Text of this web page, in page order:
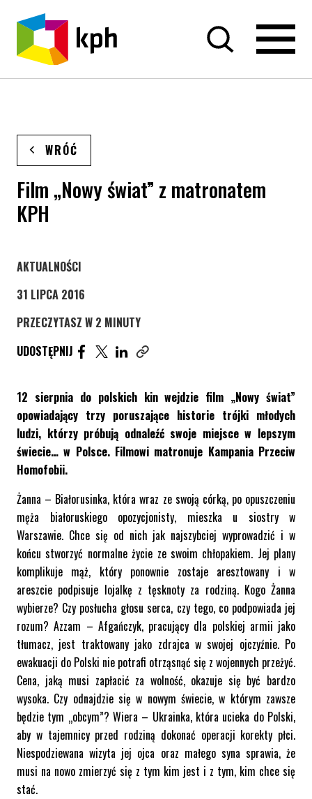
PRZEJDŹ DO TREŚCI
WRÓĆ
Film „Nowy świat” z matronatem
KPH
STRONA KATEGORII WPISÓW
AKTUALNOŚCI
31 LIPCA 2016
PRZECZYTASZ W 2 MINUTY
UDOSTĘPNIJ
UDOSTĘPNIJ ARTYKUŁ NA FACEBOOK. STRONA
UDOSTĘPNIJ ARTYKUŁ NA TWITTER.
UDOSTĘPNIJ ARTYKUŁ NA LINKEDIN.
12 sierpnia do polskich kin wejdzie film „Nowy świat”
opowiadający trzy poruszające historie trójki młodych
ludzi, którzy próbują odnaleźć swoje miejsce w lepszym
świecie… w Polsce. Filmowi matronuje Kampania Przeciw
Homofobii.
Żanna – Białorusinka, która wraz ze swoją córką, po opuszczeniu
męża białoruskiego opozycjonisty, mieszka u siostry w
Warszawie. Chce się od nich jak najszybciej wyprowadzić i w
końcu stworzyć normalne życie ze swoim chłopakiem. Jej plany
komplikuje mąż, który ponownie zostaje aresztowany i w
areszcie podpisuje lojalkę z tęsknoty za rodziną. Kogo Żanna
wybierze? Czy posłucha głosu serca, czy tego, co podpowiada jej
rozum? Azzam – Afgańczyk, pracujący dla polskiej armii jako
tłumacz, jest traktowany jako zdrajca w swojej ojczyźnie. Po
ewakuacji do Polski nie potrafi otrząsnąć się z wojennych przeżyć.
Cena, jaką musi zapłacić za wolność, okazuje się być bardzo
wysoka. Czy odnajdzie się w nowym świecie, w którym zawsze
będzie tym „obcym”? Wiera – Ukrainka, która ucieka do Polski,
aby w tajemnicy przed rodziną dokonać operacji korekty płci.
Niespodziewana wizyta jej ojca oraz małego syna sprawia, że
musi na nowo zmierzyć się z tym kim jest i z tym, kim chce się
stać.